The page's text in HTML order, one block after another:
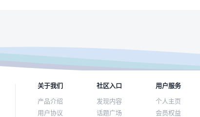
关于我们
产品介绍
用户协议
社区入口
发现内容
话题广场
用户服务
个人主页
会员权益